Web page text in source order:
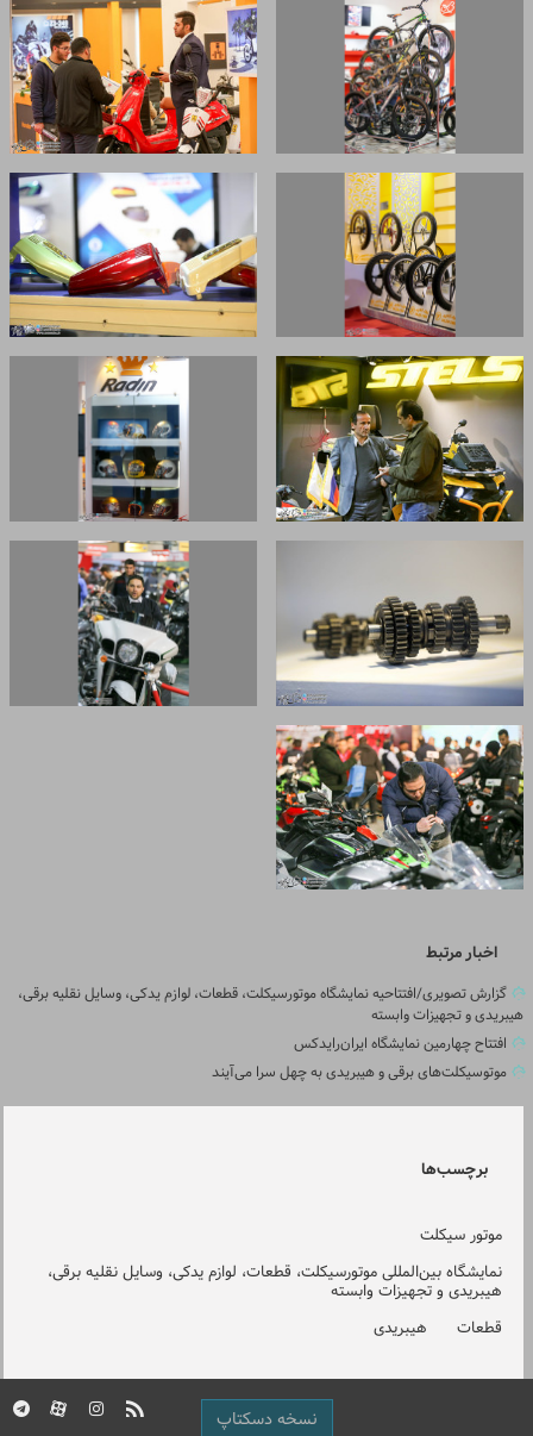
اخبار مرتبط
گزارش تصویری/افتتاحیه نمایشگاه موتورسیکلت، قطعات، لوازم یدکی، وسایل نقلیه برقی،
هیبریدی و تجهیزات وابسته
افتتاح چهارمین نمایشگاه ایران‌رایدکس
موتوسیکلت‌های برقی و هیبریدی به چهل سرا می‌آیند
برچسب‌ها
موتور سیکلت
نمایشگاه بین‌المللی موتورسیکلت، قطعات، لوازم یدکی، وسایل نقلیه برقی،
هیبریدی و تجهیزات وابسته
قطعات
هیبریدی
نسخه دسکتاپ